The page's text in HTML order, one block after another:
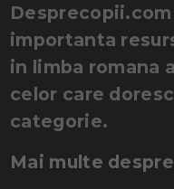
importanta
in limba romana
celor care
categorie.
Mai multe